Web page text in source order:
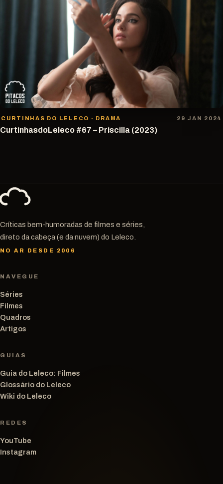
CURTINHAS DO LELECO · DRAMA 29 JAN 2024
CurtinhasdoLeleco #67 – Priscilla (2023)
Críticas bem-humoradas de filmes e séries,
direto da cabeça (e da nuvem) do Leleco.
NO AR DESDE 2006
NAVEGUE
Séries
Filmes
Quadros
Artigos
GUIAS
Guia do Leleco: Filmes
Glossário do Leleco
Wiki do Leleco
REDES
YouTube
Instagram